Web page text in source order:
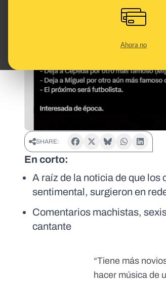
Ahora no
SHARE:
En corto:
A raíz de la noticia de que los
sentimental, surgieron en
Comentarios machistas,
cantante
“Tiene más
hacer música de